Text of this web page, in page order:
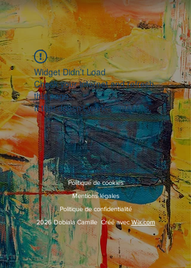
Widget Didn’t Load
Check your internet and refresh
this page.
If that doesn’t work, contact us.
Politique de cookies
Mentions légales
Politique de confidentialité
2026 Dobiala Camille Créé avecWix.com